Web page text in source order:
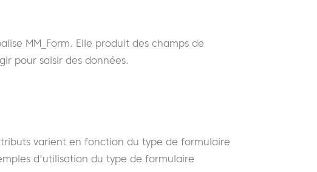
MM_Form. Elle produit des champs de
pour saisir des données.
varient en fonction du type de formulaire
d'utilisation du type de formulaire